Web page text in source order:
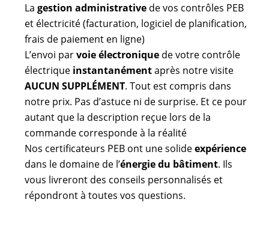
La gestion administrativede vos contrôles PEB
et électricité (facturation, logiciel de planification,
frais de paiement en ligne)
L’envoi parvoie électroniquede votre contrôle
électrique instantanémentaprès notre visite
AUCUN SUPPLÉMENT. Tout est compris dans
notre prix. Pas d’astuce ni de surprise. Et ce pour
autant que la description reçue lors de la
commande corresponde à la réalité
Nos certificateurs PEB ont une solideexpérience
dans le domaine de l’énergie du bâtiment. Ils
vous livreront des conseils personnalisés et
répondront à toutes vos questions.